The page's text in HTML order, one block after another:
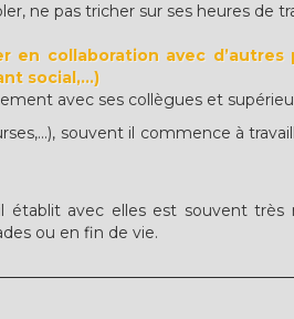
ne pas tricher sur ses heures de
en collaboration avec d’autres
social,...)
avec ses collègues et
souvent il commence à
établit avec elles est souvent
ou en fin de vie.